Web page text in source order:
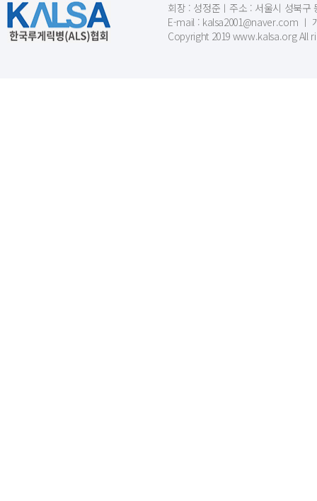
회장 : 성정준ㅣ주소 : 서울시 성북구
E-mail : kalsa2001@naver.com ㅣ
Copyright 2019 www.kalsa.org All